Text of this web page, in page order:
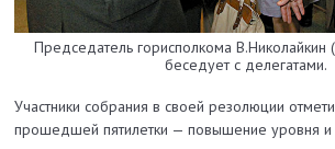
Председатель горисполкома В.Николайкин
беседует с делегатами.
Участники собрания в своей резолюции
прошедшей пятилетки — повышение уровня и